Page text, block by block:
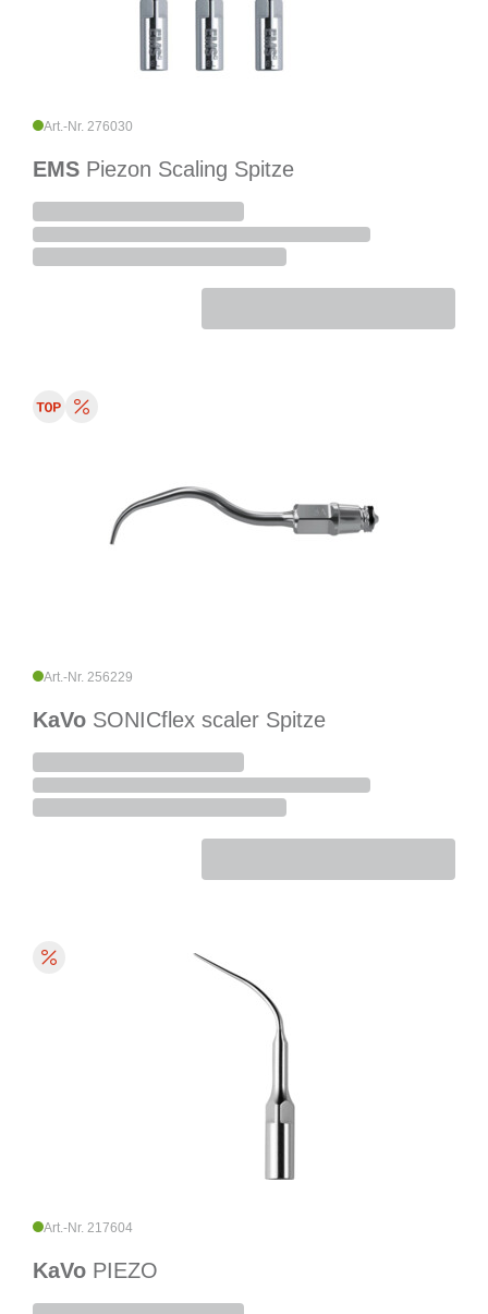
Art.-Nr. 276030
EMS Piezon Scaling Spitze
Art.-Nr. 256229
KaVo SONICflex scaler Spitze
Art.-Nr. 217604
KaVo PIEZO